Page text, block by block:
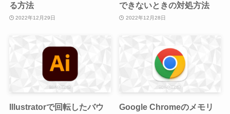
る方法
2022年12月29日
できないときの対処方法
2022年12月28日
Illustratorで回転したバウ
Google Chromeのメモリ